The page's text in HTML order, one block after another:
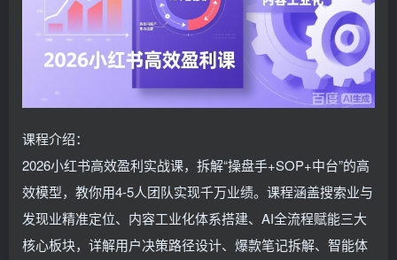
课程介绍：
2026小红书高效盈利实战课，拆解“操盘手+SOP+中台”的高
效模型，教你用4-5人团队实现千万业绩。课程涵盖搜索业与
发现业精准定位、内容工业化体系搭建、AI全流程赋能三大
核心板块，详解用户决策路径设计、爆款笔记拆解、智能体